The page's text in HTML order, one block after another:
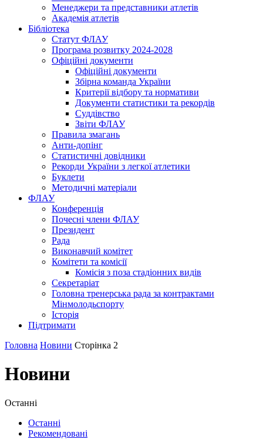
Менеджери та представники атлетів
Академія атлетів
Бібліотека
Статут ФЛАУ
Програма розвитку 2024-2028
Офіційні документи
Офіційні документи
Збірна команда України
Критерії відбору та нормативи
Документи статистики та рекордів
Суддівство
Звіти ФЛАУ
Правила змагань
Анти-допінг
Статистичні довідники
Рекорди України з легкої атлетики
Буклети
Методичні матеріали
ФЛАУ
Конференція
Почесні члени ФЛАУ
Президент
Рада
Виконавчий комітет
Комітети та комісії
Комісія з поза стадіонних видів
Секретаріат
Головна тренерська рада за контрактами
Мінмолодьспорту
Історія
Підтримати
Головна Новини Сторінка 2
Новини
Останні
Останні
Рекомендовані